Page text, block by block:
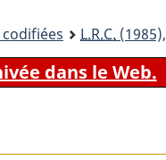
codifiées L.R.C.
dans le Web.